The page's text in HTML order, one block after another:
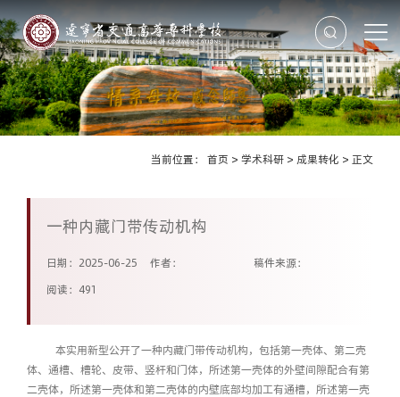
当前位置：首页 >学术科研 > 成果转化 > 正文
一种内藏门带传动机构
日期：2025-06-25 作者：
稿件来源：
阅读： 491
本实用新型公开了一种内藏门带传动机构，包括第一壳体、第二壳
体、通槽、槽轮、皮带、竖杆和门体，所述第一壳体的外壁间隙配合有第
二壳体，所述第一壳体和第二壳体的内壁底部均加工有通槽，所述第一壳